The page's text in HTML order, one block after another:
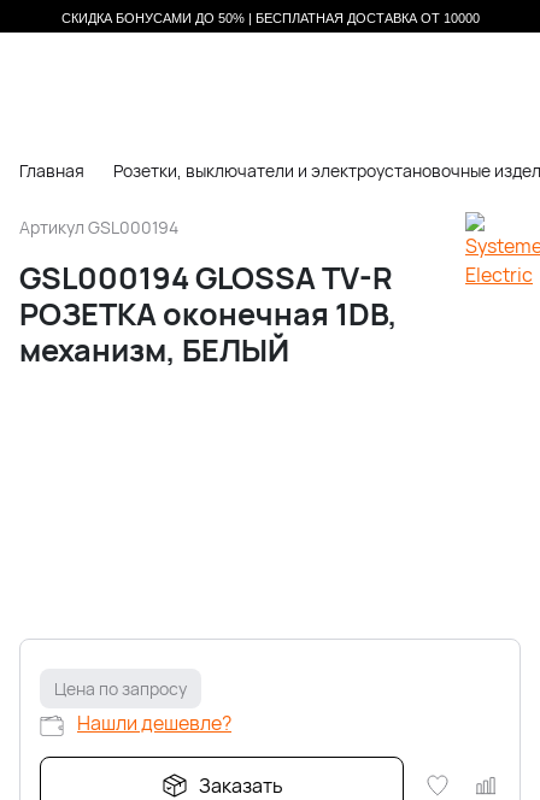
СКИДКА БОНУСАМИ ДО 50% | БЕСПЛАТНАЯ ДОСТАВКА ОТ 10000
Главная Розетки, выключатели и электроустановочные
Артикул GSL000194
GSL000194 GLOSSA TV-R
РОЗЕТКА оконечная 1DB,
механизм, БЕЛЫЙ
Цена по запросу
Нашли дешевле?
Заказать